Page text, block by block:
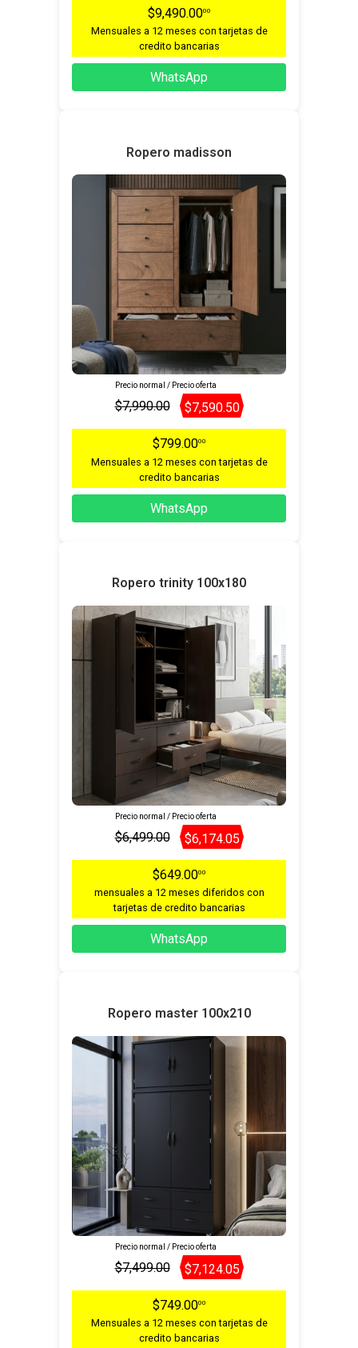
$9,490.0000
Mensuales a 12 meses con tarjetas de
credito bancarias
WhatsApp
Ropero madisson
Precio normal / Precio oferta
$7,990.00 $7,590.50
$799.0000
Mensuales a 12 meses con tarjetas de
credito bancarias
WhatsApp
Ropero trinity 100x180
Precio normal / Precio oferta
$6,499.00 $6,174.05
$649.0000
mensuales a 12 meses diferidos con
tarjetas de credito bancarias
WhatsApp
Ropero master 100x210
Precio normal / Precio oferta
$7,499.00 $7,124.05
$749.0000
Mensuales a 12 meses con tarjetas de
credito bancarias